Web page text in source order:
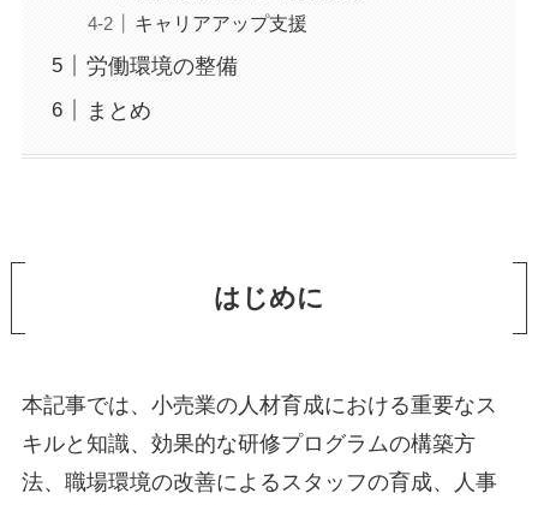
キャリアアップ支援
労働環境の整備
まとめ
はじめに
本記事では、小売業の人材育成における重要なス
キルと知識、効果的な研修プログラムの構築方
法、職場環境の改善によるスタッフの育成、人事